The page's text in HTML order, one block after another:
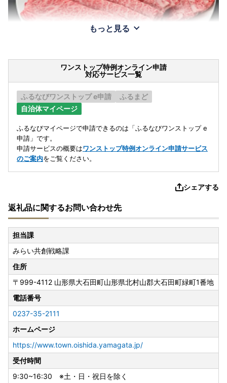
もっと見る
ワンストップ特例オンライン申請
対応サービス一覧
ふるなびワンストップ e申請
ふるまど
自治体マイページ
ふるなびマイページで申請できるのは「ふるなびワンストップ e
申請」です。
申請サービスの概要はワンストップ特例オンライン申請サービス
のご案内をご覧ください。
シェアする
返礼品に関するお問い合わせ先
担当課
みらい共創戦略課
住所
〒999-4112 山形県大石田町山形県北村山郡大石田町緑町1番地
電話番号
0237-35-2111
ホームページ
https://www.town.oishida.yamagata.jp/
受付時間
9:30~16:30 ※土・日・祝日を除く